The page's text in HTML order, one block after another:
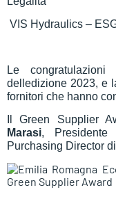
 VIS Hydraulics –
Le
delledizione 2023, e
fornitori che hanno
Il Green Supplier
Marasi,
Purchasing Director